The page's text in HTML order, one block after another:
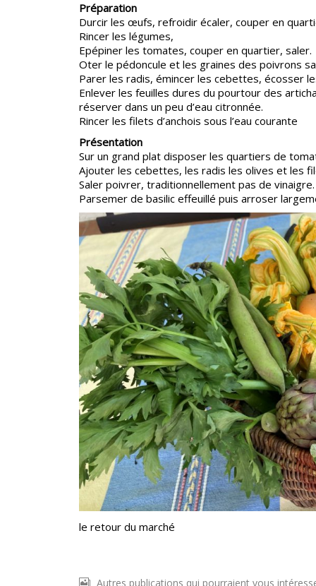
Préparation
Durcir les œufs, refroidir écaler, couper en
Rincer les légumes,
Epépiner les tomates, couper en quartier, saler.
Oter le pédoncule et les graines des poivrons
Parer les radis, émincer les cebettes, écosser
Enlever les feuilles dures du pourtour des
réserver dans un peu d’eau citronnée.
Rincer les filets d’anchois sous l’eau courante
Présentation
Sur un grand plat disposer les quartiers de
Ajouter les cebettes, les radis les olives et les
Saler poivrer, traditionnellement pas de vinaigre.
Parsemer de basilic effeuillé puis arroser
le retour du marché
Autres publications qui pourraient vous